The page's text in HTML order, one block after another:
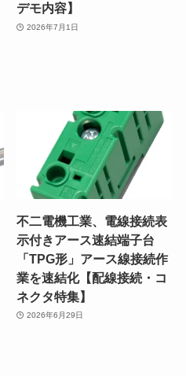
デモ内容】
2026年7月1日
不二電機工業、電線接続表
示付きアース速結端子台
「TPG形」アース線接続作
業を速結化【配線接続・コ
ネクタ特集】
2026年6月29日